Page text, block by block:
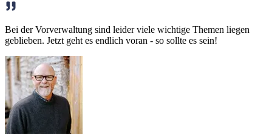
Bei der Vorverwaltung sind leider viele wichtige Themen liegen
geblieben. Jetzt geht es endlich voran - so sollte es sein!